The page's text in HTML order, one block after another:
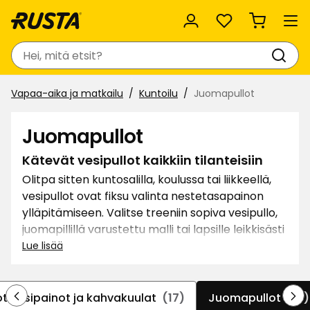
Suosikit
Haku
Vapaa-aika ja matkailu Kuntoilu Juomapullot
Juomapullot
Kätevät vesipullot kaikkiin tilanteisiin
Olitpa sitten kuntosalilla, koulussa tai liikkeellä,
vesipullot ovat fiksu valinta nestetasapainon
ylläpitämiseen. Valitse treeniin sopiva vesipullo,
juomapillillä varustettu malli tai lapsille leikkisästi
muotoiltu pullo. Metallinen vesipullo pitää
lämpimiin päiviin. Täältä löydät valikoiman, jossa
käytännöllisyys yhdistyy tyyliin ja mukavuuteen.
Lue lisää
käsipainot ja kahvakuulat (17) Juomapullot (15)